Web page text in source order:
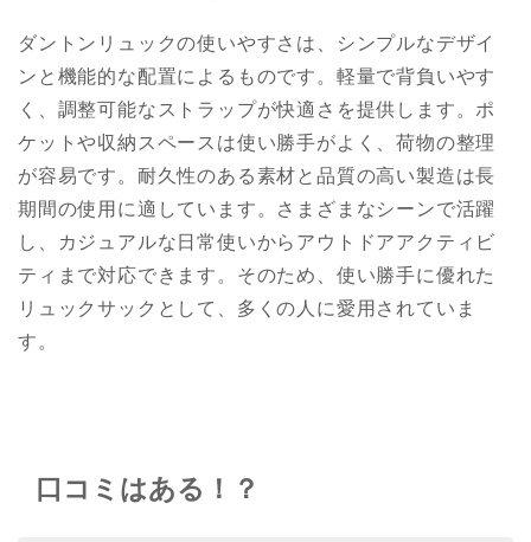
ダントンリュックの使いやすさは、シンプルなデザイ
ンと機能的な配置によるものです。軽量で背負いやす
く、調整可能なストラップが快適さを提供します。ポ
ケットや収納スペースは使い勝手がよく、荷物の整理
が容易です。耐久性のある素材と品質の高い製造は長
期間の使用に適しています。さまざまなシーンで活躍
し、カジュアルな日常使いからアウトドアアクティビ
ティまで対応できます。そのため、使い勝手に優れた
リュックサックとして、多くの人に愛用されていま
す。
口コミはある！？